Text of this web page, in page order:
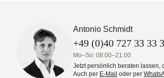
Antonio Schmidt
+49 (0)40 727 33 33 3
Mo–So: 08:00–21:00
Jetzt persönlich beraten lassen,
Auch per E-Mail oder per